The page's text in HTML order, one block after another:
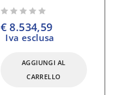
€8.534,59
Iva esclusa
AGGIUNGI AL
CARRELLO